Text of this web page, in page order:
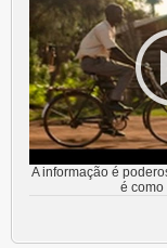
A informação é
é como